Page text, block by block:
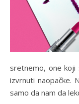
sretnemo, one koji
izvrnuti naopačke.
samo da nam da